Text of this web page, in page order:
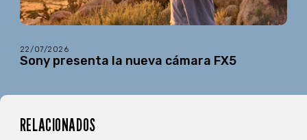
22/07/2026
Sony presenta la nueva cámara FX5
RELACIONADOS